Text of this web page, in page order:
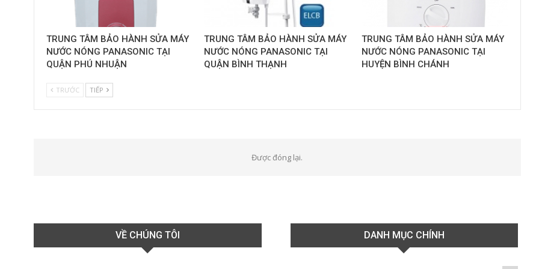
TRUNG TÂM BẢO HÀNH SỬA MÁY
NƯỚC NÓNG PANASONIC TẠI
QUẬN PHÚ NHUẬN
TRUNG TÂM BẢO HÀNH SỬA MÁY
NƯỚC NÓNG PANASONIC TẠI
QUẬN BÌNH THẠNH
TRUNG TÂM BẢO HÀNH SỬA MÁY
NƯỚC NÓNG PANASONIC TẠI
HUYỆN BÌNH CHÁNH
TRƯỚC TIẾP
Được đóng lại.
VỀ CHÚNG TÔI DANH MỤC CHÍNH